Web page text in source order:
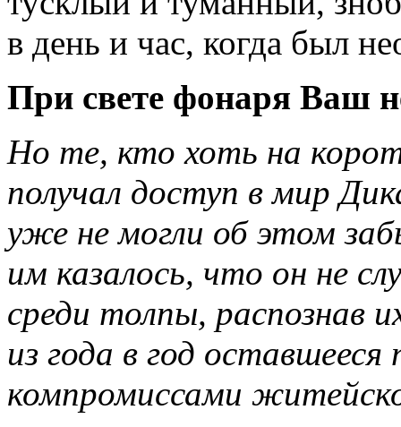
в день и час, когда был
При свете фонаря Ваш
Но те, кто хоть на
получал доступ в мир
уже не могли об этом
им казалось, что он не
среди толпы, распознав
из года в год
компромиссами